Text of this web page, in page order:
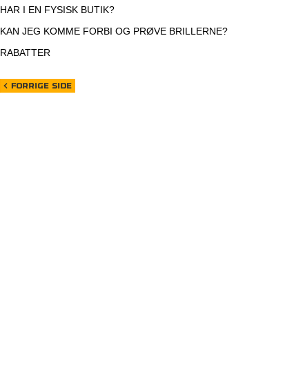
HAR I EN FYSISK BUTIK?
KAN JEG KOMME FORBI OG PRØVE BRILLERNE?
RABATTER